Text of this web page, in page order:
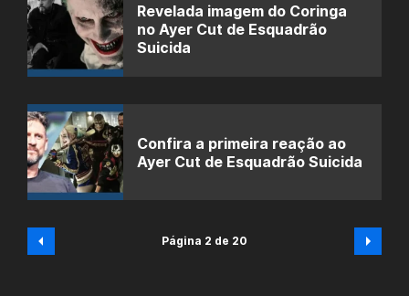
Revelada imagem do Coringa
no Ayer Cut de Esquadrão
Suicida
Confira a primeira reação ao
Ayer Cut de Esquadrão Suicida
Página 2 de 20